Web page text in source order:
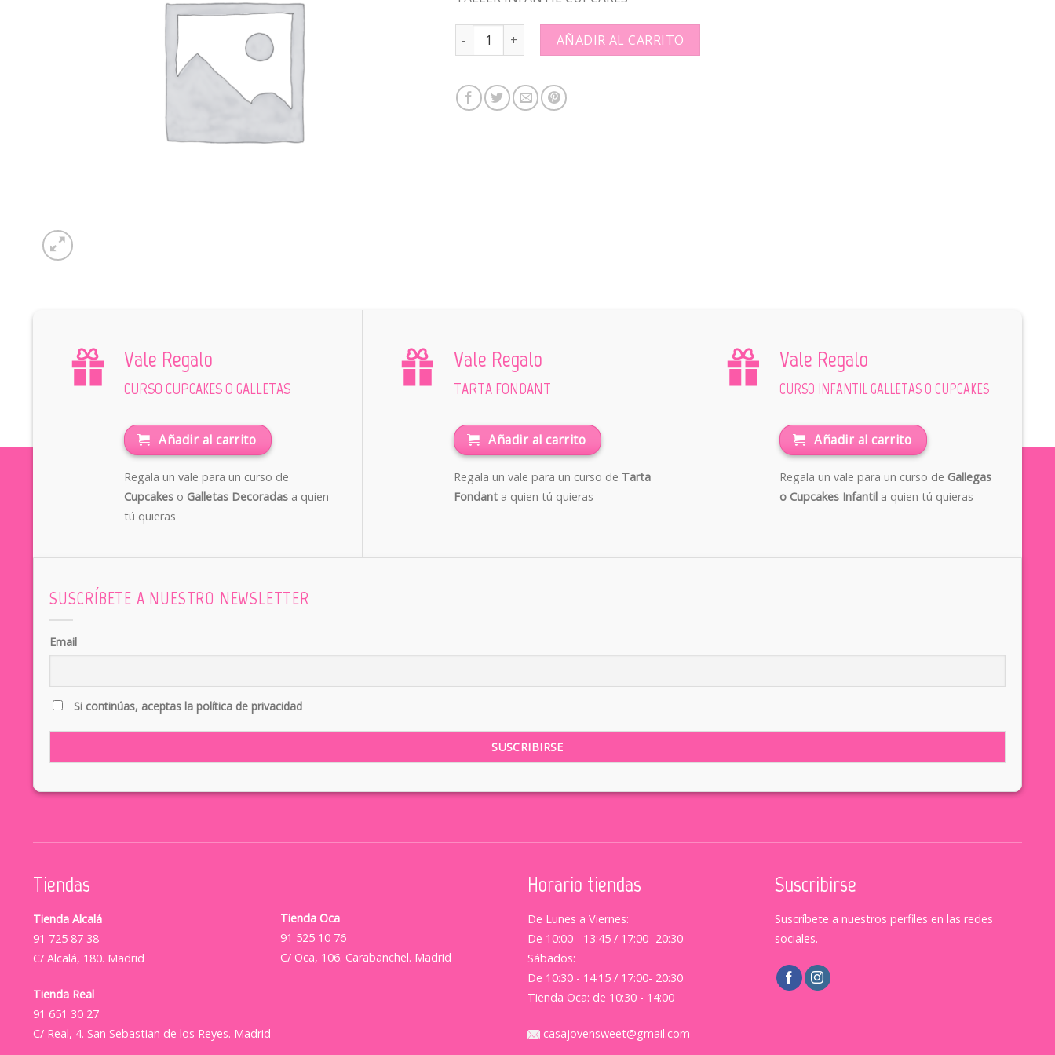
TALLER INFANTIL CUPCAKES: quantity
AÑADIR AL CARRITO
Vale Regalo
CURSO CUPCAKES O GALLETAS
Añadir al carrito
Regala un vale para un curso de
Cupcakes o Galletas Decoradas a quien
tú quieras
Vale Regalo
TARTA FONDANT
Añadir al carrito
Regala un vale para un curso de Tarta
Fondant a quien tú quieras
Vale Regalo
CURSO INFANTIL GALLETAS O CUPCAKES
Añadir al carrito
Regala un vale para un curso de Gallegas
o Cupcakes Infantil a quien tú quieras
SUSCRÍBETE A NUESTRO NEWSLETTER
Email
Si continúas, aceptas la política de privacidad
Tiendas
Tienda Alcalá
91 725 87 38
C/ Alcalá, 180. Madrid
Tienda Real
91 651 30 27
C/ Real, 4. San Sebastian de los Reyes. Madrid
Tienda Oca
91 525 10 76
C/ Oca, 106. Carabanchel. Madrid
Horario tiendas
De Lunes a Viernes:
De 10:00 - 13:45 / 17:00- 20:30
Sábados:
De 10:30 - 14:15 / 17:00- 20:30
Tienda Oca: de 10:30 - 14:00
casajovensweet@gmail.com
Suscribirse
Suscríbete a nuestros perfiles en las redes
sociales.